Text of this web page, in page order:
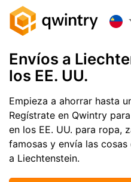
Envíos a
los EE. UU.
Empieza a ahorrar hasta
Regístrate en Qwintry
en los EE. UU. para ropa,
famosas y envía las cosas
a Liechtenstein.